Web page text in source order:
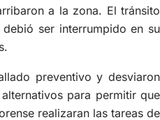
a la zona. El tránsito
ser interrumpido en su
preventivo y desviaron
para permitir que
realizaran las tareas de